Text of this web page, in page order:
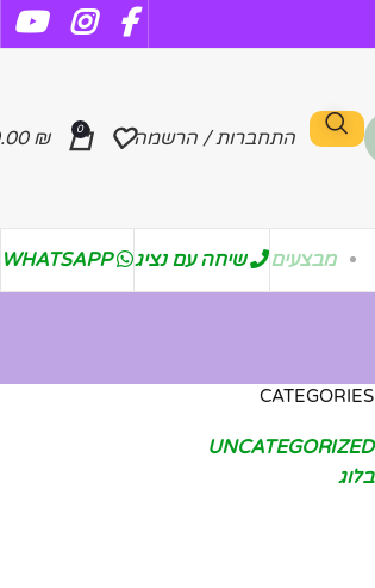
התחברות / הרשמה 0
₪
מבצעים שיחה עם נציג WHATSAPP
CATEGORIES
UNCATEGORIZED
בלוג